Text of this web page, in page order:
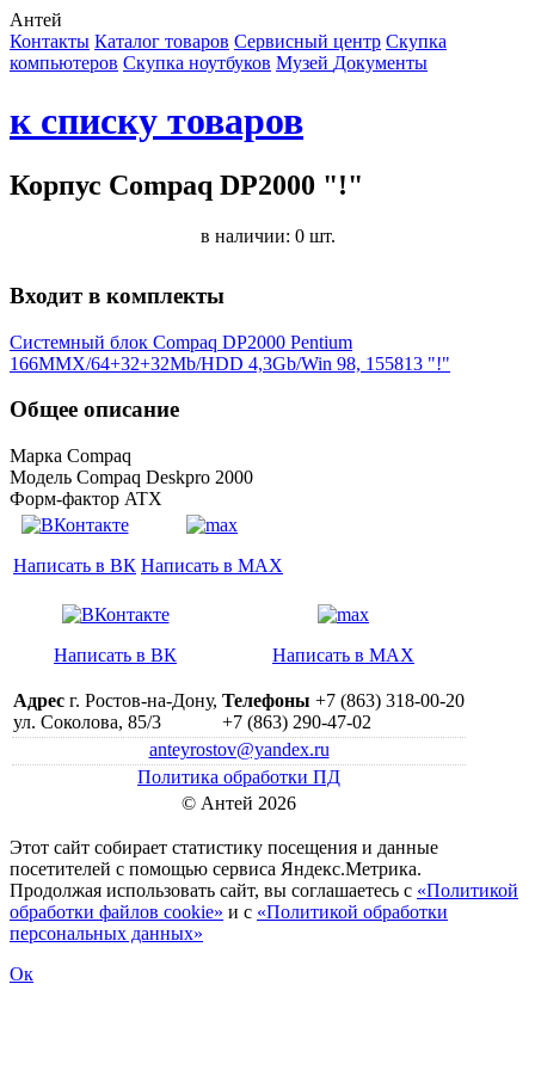
Антей
Контакты Каталог товаров Сервисный центр Cкупка
компьютеров Cкупка ноутбуков Музей Документы
к списку товаров
Корпус Compaq DP2000 "!"
в наличии: 0 шт.
Входит в комплекты
Системный блок Compaq DP2000 Pentium
166MMX/64+32+32Mb/HDD 4,3Gb/Win 98, 155813 "!"
Общее описание
Марка Compaq
Модель Compaq Deskpro 2000
Форм-фактор ATX
Написать в ВК Написать в MAX
Написать в ВК Написать в MAX
Адрес г. Ростов-на-Дону,
ул. Соколова, 85/3
Телефоны +7 (863) 318-00-20
+7 (863) 290-47-02
anteyrostov@yandex.ru
Политика обработки ПД
© Антей 2026
Этот сайт собирает статистику посещения и данные
посетителей c помощью сервиса Яндекс.Метрика.
Продолжая использовать сайт, вы соглашаетесь с «Политикой
обработки файлов cookie» и с «Политикой обработки
персональных данных»
Ок